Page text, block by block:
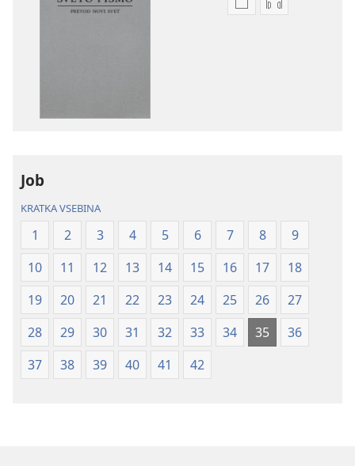
Možnosti
2021)
Možnosti
2021)
Job
KRATKA VSEBINA
1 2 3 4 5 6 7 8
9
10
11 12 13 14 15 16 17
18
19
20 21 22 23 24 25 26
27
28
29 30 31 32 33 34 35
36
37
38 39 40 41 42